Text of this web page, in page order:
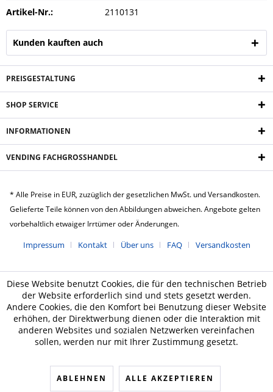
Artikel-Nr.: 2110131
Kunden kauften auch
PREISGESTALTUNG
SHOP SERVICE
INFORMATIONEN
VENDING FACHGROSSHANDEL
* Alle Preise in EUR, zuzüglich der gesetzlichen MwSt. und Versandkosten.
Gelieferte Teile können von den Abbildungen abweichen. Angebote gelten
vorbehaltlich etwaiger Irrtümer oder Änderungen.
Impressum Kontakt Über uns FAQ Versandkosten
Diese Website benutzt Cookies, die für den technischen Betrieb
der Website erforderlich sind und stets gesetzt werden.
Andere Cookies, die den Komfort bei Benutzung dieser Website
erhöhen, der Direktwerbung dienen oder die Interaktion mit
anderen Websites und sozialen Netzwerken vereinfachen
sollen, werden nur mit Ihrer Zustimmung gesetzt.
ABLEHNEN ALLE AKZEPTIEREN